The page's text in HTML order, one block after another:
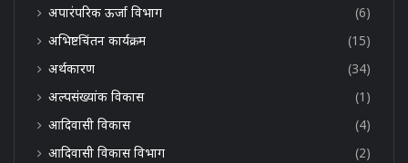
अपारंपरिक ऊर्जा विभाग
(6)
अभिष्टचिंतन कार्यक्रम
(15)
अर्थकारण
(34)
अल्पसंख्यांक विकास
(1)
आदिवासी विकास
(4)
आदिवासी विकास विभाग
(2)